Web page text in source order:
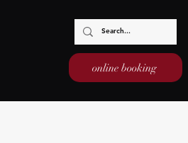
online booking